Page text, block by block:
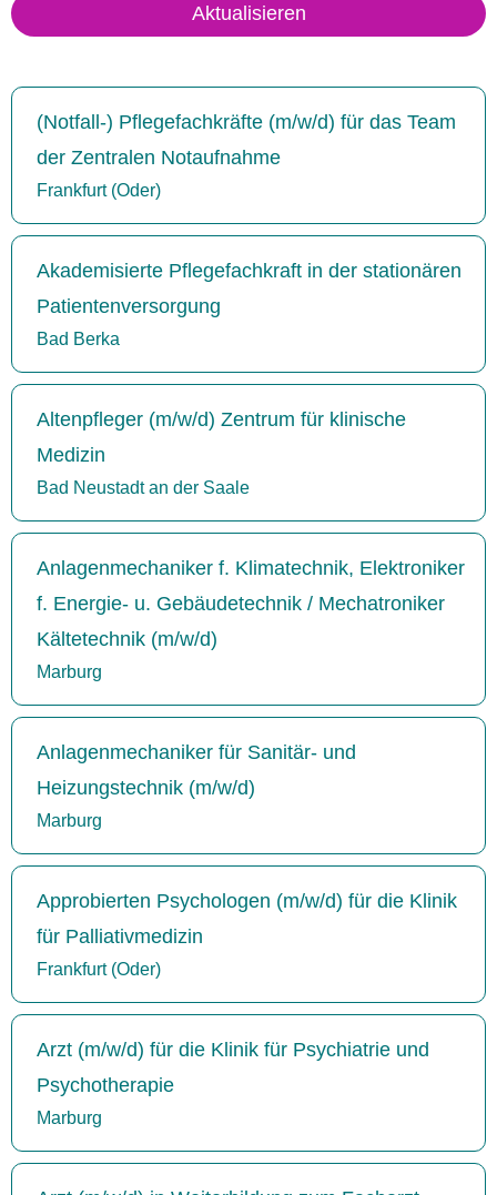
Aktualisieren
(Notfall-) Pflegefachkräfte (m/w/d) für das Team
der Zentralen Notaufnahme
Frankfurt (Oder)
Akademisierte Pflegefachkraft in der stationären
Patientenversorgung
Bad Berka
Altenpfleger (m/w/d) Zentrum für klinische
Medizin
Bad Neustadt an der Saale
Anlagenmechaniker f. Klimatechnik, Elektroniker
f. Energie- u. Gebäudetechnik / Mechatroniker
Kältetechnik (m/w/d)
Marburg
Anlagenmechaniker für Sanitär- und
Heizungstechnik (m/w/d)
Marburg
Approbierten Psychologen (m/w/d) für die Klinik
für Palliativmedizin
Frankfurt (Oder)
Arzt (m/w/d) für die Klinik für Psychiatrie und
Psychotherapie
Marburg